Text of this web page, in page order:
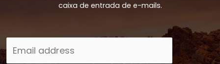
caixa de entrada de e-mails.